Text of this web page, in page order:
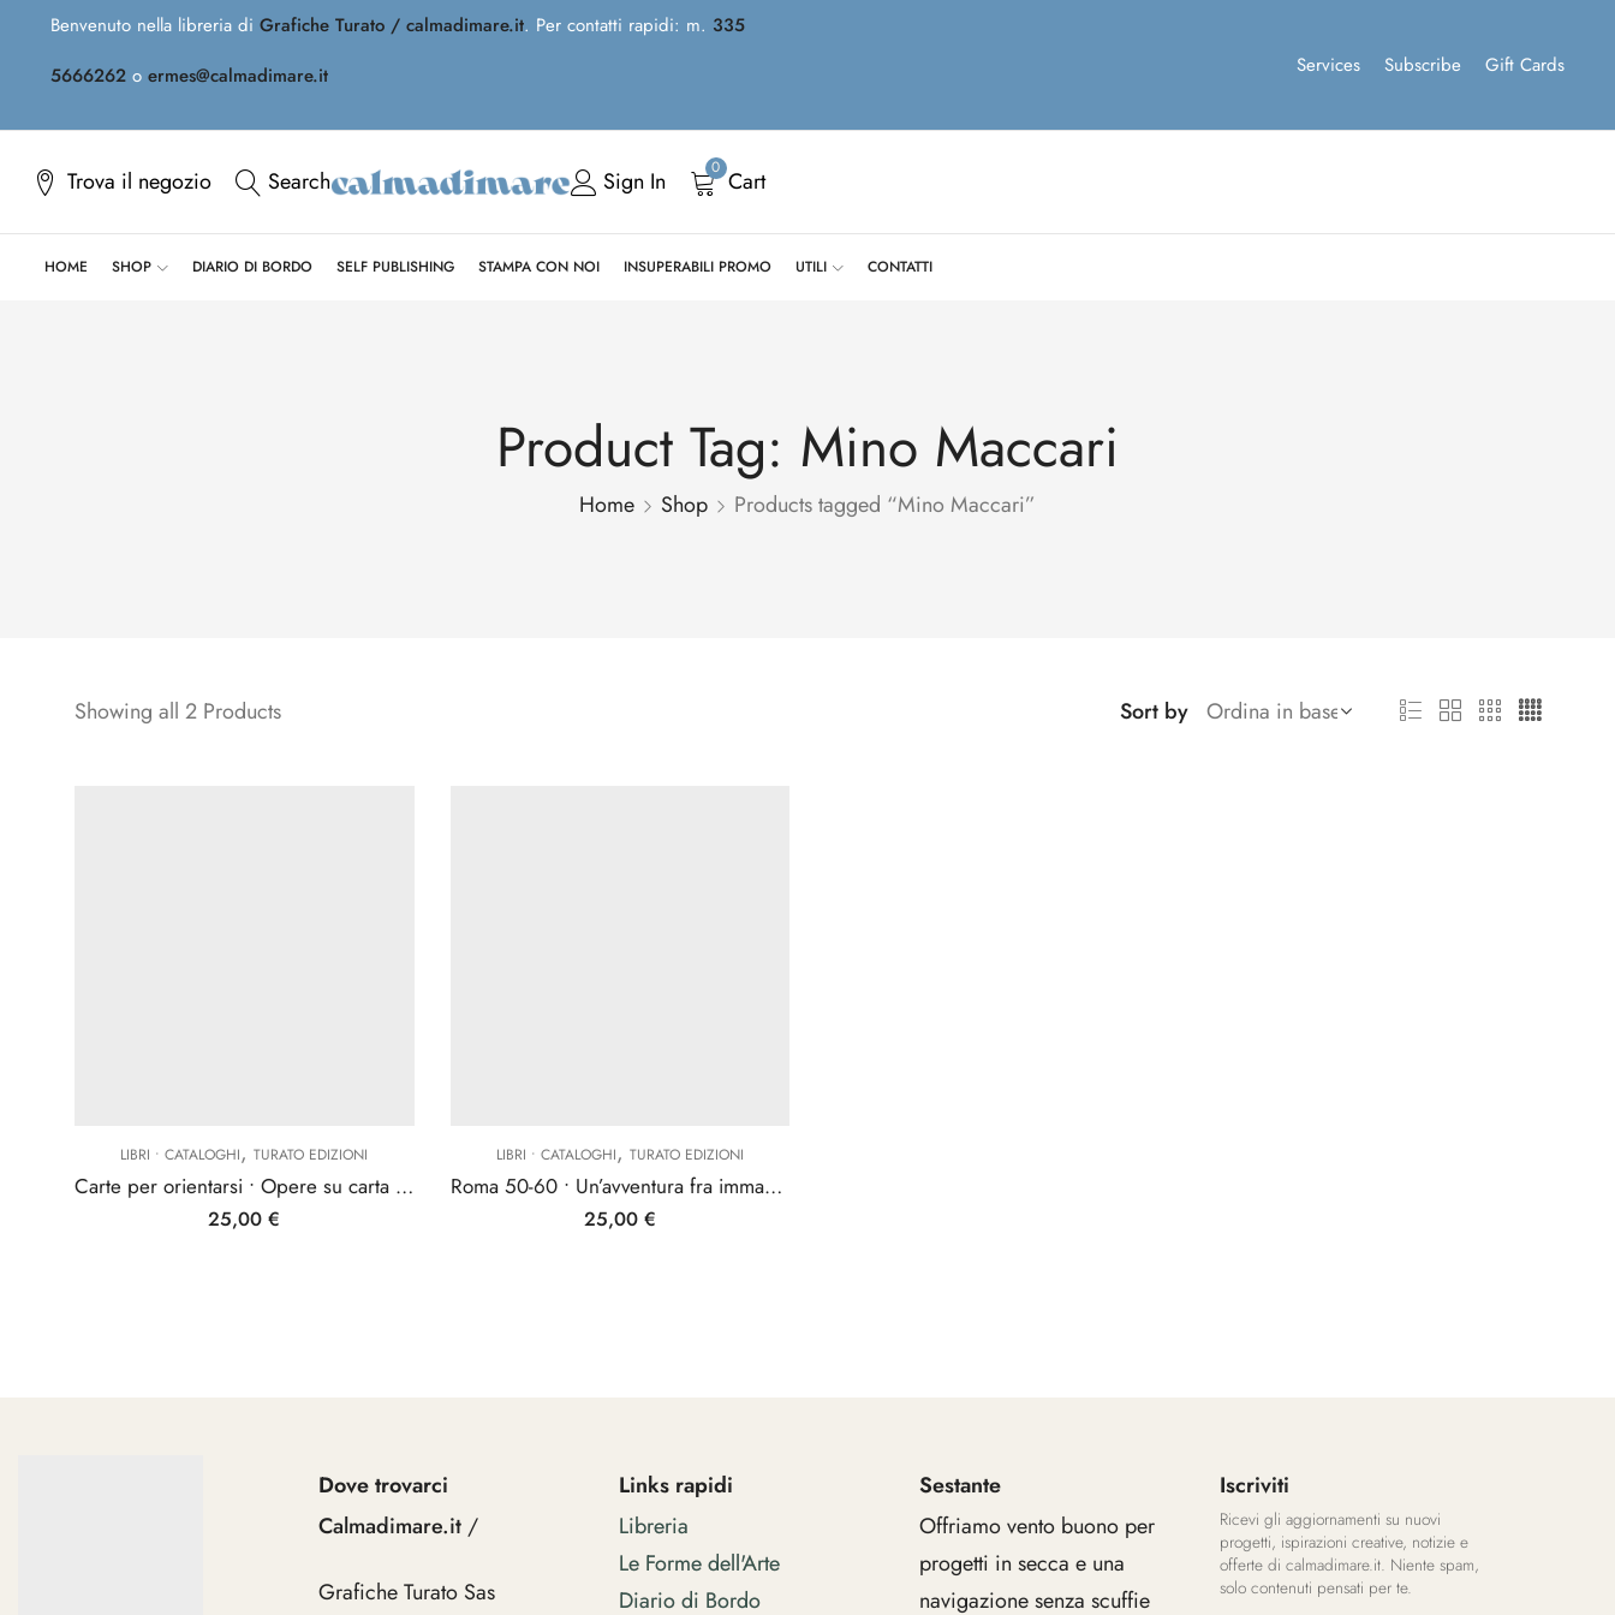
Benvenuto nella libreria di Grafiche Turato / calmadimare.it. Per contatti rapidi: m. 335
5666262o ermes@calmadimare.it Services Subscribe Gift Cards
Trova il negozio Search Sign In 0 Cart
HOME SHOP DIARIO DI BORDO SELF PUBLISHING STAMPA CON NOI INSUPERABILI PROMO UTILI CONTATTI
Product Tag: Mino Maccari
Home Shop Products tagged “Mino Maccari”
Showing all 2 Products Sort by
LIBRI • CATALOGHI,TURATO EDIZIONI
Carte per orientarsi • Opere su carta del Novecento italiano
25,00€
LIBRI • CATALOGHI, TURATO EDIZIONI
Roma 50-60 • Un’avventura fra immagine e materia
25,00 €
Dove trovarci
Calmadimare.it /
Grafiche Turato Sas
Links rapidi
Libreria
Le Forme dell'Arte
Diario di Bordo
Sestante
Offriamo vento buono per
progetti in secca e una
navigazione senza scuffie
Iscriviti
Ricevi gli aggiornamenti su nuovi
progetti, ispirazioni creative, notizie e
offerte di calmadimare.it. Niente spam,
solo contenuti pensati per te.